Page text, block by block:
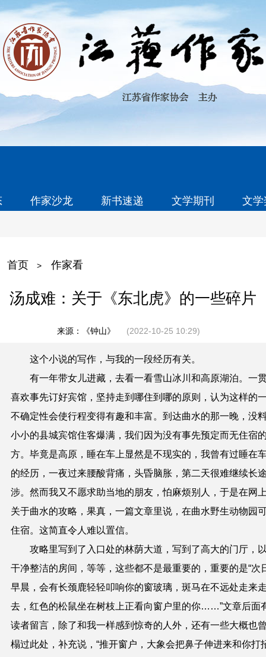
作家沙龙 新书速递 文学期刊 文
首页 > 作家看
汤成难：关于《东北虎》的一些碎片
来源：《钟山》 (2022-10-25 10:29)
这个小说的写作，与我的一段经历有关。
有一年带女儿进藏，去看一看雪山冰川和高原湖泊。一
喜欢事先订好宾馆，坚持走到哪住到哪的原则，认为这样的
不确定性会使行程变得有趣和丰富。到达曲水的那一晚，没
小小的县城宾馆住客爆满，我们因为没有事先预定而无住宿
方。毕竟是高原，睡在车上显然是不现实的，我曾有过睡在
的经历，一夜过来腰酸背痛，头昏脑胀，第二天很难继续长
涉。然而我又不愿求助当地的朋友，怕麻烦别人，于是在网
关于曲水的攻略，果真，一篇文章里说，在曲水野生动物园
住宿。这简直令人难以置信。
攻略里写到了入口处的林荫大道，写到了高大的门厅，
干净整洁的房间，等等，这些都不是最重要的，重要的是“次
早晨，会有长颈鹿轻轻叩响你的窗玻璃，斑马在不远处走来
去，红色的松鼠坐在树枝上正看向窗户里的你……”文章后面
读者留言，除了和我一样感到惊奇的人外，还有一些大概也
榻过此处，补充说，“推开窗户，大象会把鼻子伸进来和你打